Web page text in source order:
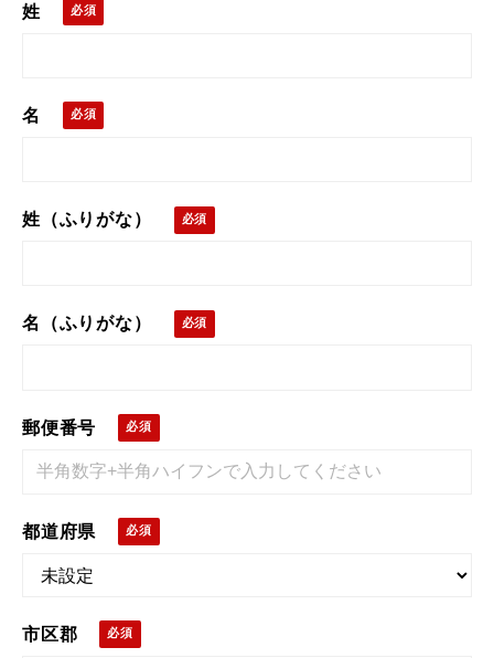
姓
名
姓（ふりがな）
名（ふりがな）
郵便番号
都道府県
市区郡